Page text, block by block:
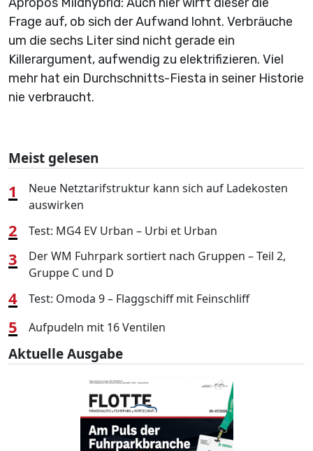
Frage auf, ob sich der Aufwand lohnt. Verbräuche
um die sechs Liter sind nicht gerade ein
Killerargument, aufwendig zu elektrifizieren. Viel
mehr hat ein Durchschnitts-Fiesta in seiner Historie
nie verbraucht.
Meist gelesen
1
Neue Netztarifstruktur kann sich auf Ladekosten
auswirken
2 Test: MG4 EV Urban – Urbi et Urban
3
Der WM Fuhrpark sortiert nach Gruppen – Teil 2,
Gruppe C und D
4 Test: Omoda 9 – Flaggschiff mit Feinschliff
5 Aufpudeln mit 16 Ventilen
Aktuelle Ausgabe